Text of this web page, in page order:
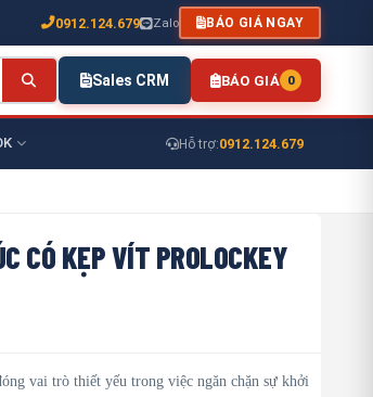
0912.124.679 Zalo BÁO GIÁ NGAY
Sales CRM BÁO GIÁ 0
Hỗ trợ:0912.124.679
CÓ KẸP VÍT PROLOCKEY
vai trò thiết yếu trong việc ngăn chặn sự khởi